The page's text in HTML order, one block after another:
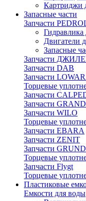
Картриджи
Запасные части
Запчасти
Двигатели
Запасные
Запчасти
Запчасти DAB
Запчасти
Торцевые
Запчасти
Запчасти
Запчасти WILO
Торцевые
Запчасти EBARA
Запчасти ZENIT
Запчасти
Торцевые
Запчасти Flygt
Торцевые
Пластиковые
Емкости для воды